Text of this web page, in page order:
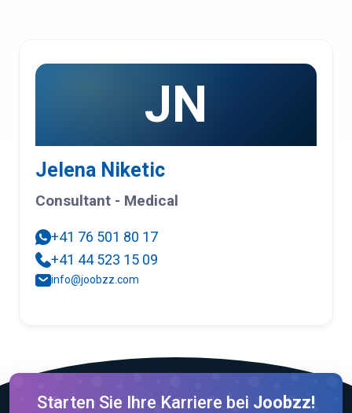
JN
Jelena Niketic
Consultant - Medical
+41 76 501 80 17
+41 44 523 15 09
info@joobzz.com
Starten Sie Ihre Karriere bei Joobzz!